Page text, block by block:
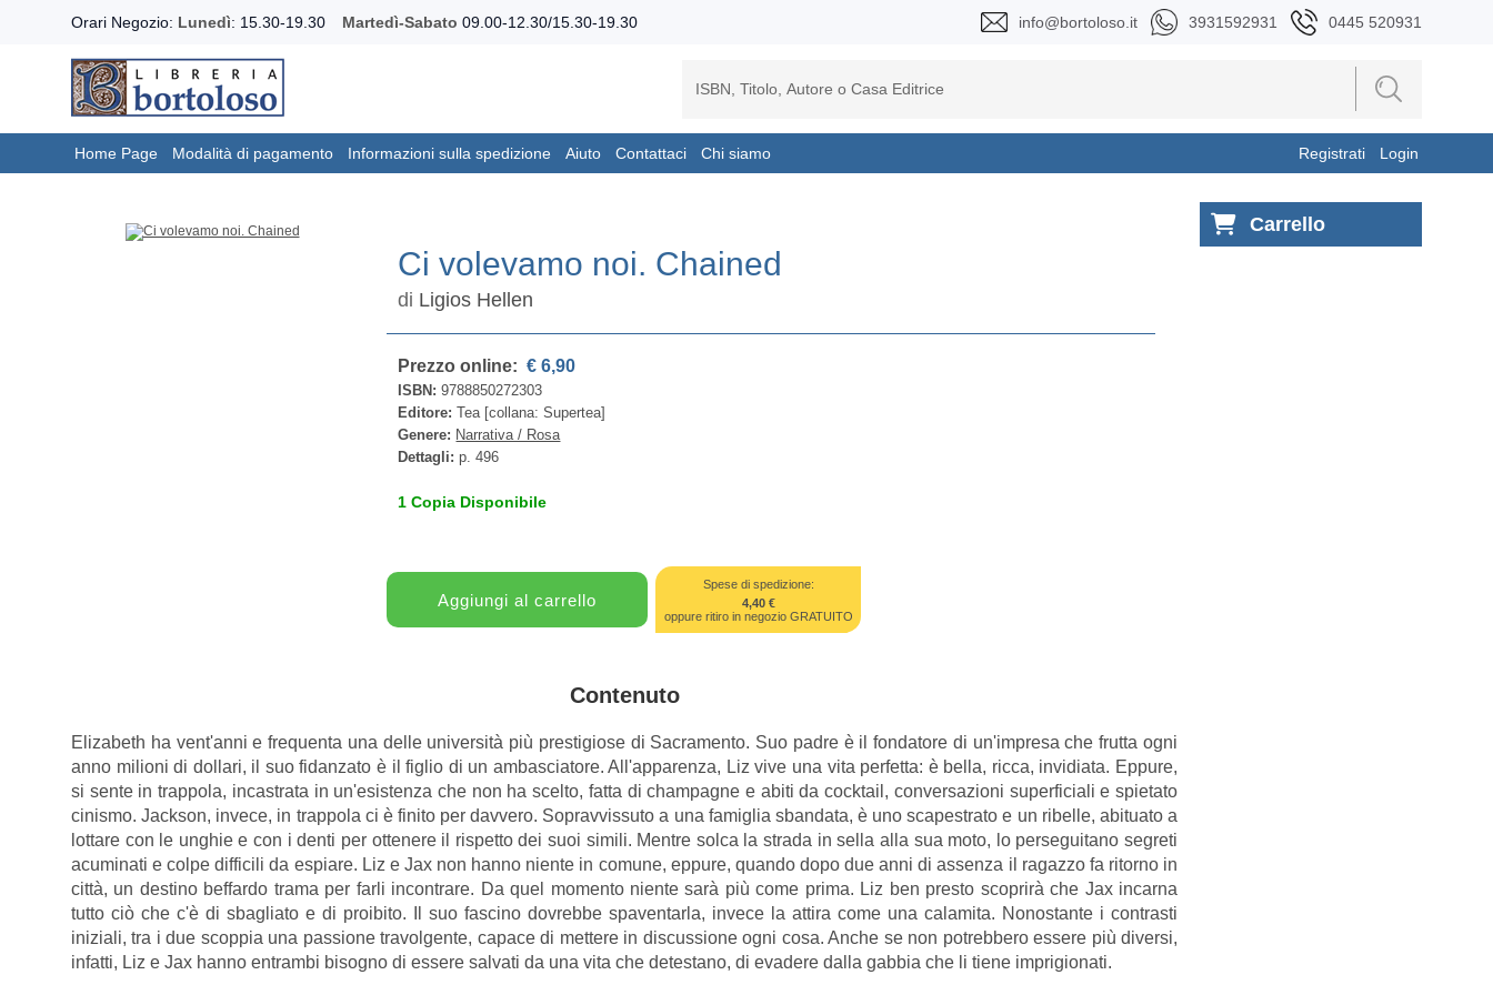
Orari Negozio: Lunedì: 15.30-19.30 Martedì-Sabato 09.00-12.30/15.30-19.30 info@bortoloso.it 3931592931 0445 520931
Home Page Modalità di pagamento Informazioni sulla spedizione Aiuto Contattaci Chi siamo Registrati Login
Ci volevamo noi. Chained
di Ligios Hellen
Prezzo online: € 6,90
ISBN:9788850272303
Editore:Tea [collana: Supertea]
Genere: Narrativa / Rosa
Dettagli:p. 496
1 Copia Disponibile
Spese di spedizione:
4,40 €
oppure ritiro in negozio GRATUITO
Contenuto
Elizabeth ha vent'anni e frequenta una delle università più prestigiose di Sacramento. Suo padre è il fondatore di un'impresa che frutta ogni
anno milioni di dollari, il suo fidanzato è il figlio di un ambasciatore. All'apparenza, Liz vive una vita perfetta: è bella, ricca, invidiata. Eppure,
si sente in trappola, incastrata in un'esistenza che non ha scelto, fatta di champagne e abiti da cocktail, conversazioni superficiali e spietato
cinismo. Jackson, invece, in trappola ci è finito per davvero. Sopravvissuto a una famiglia sbandata, è uno scapestrato e un ribelle, abituato a
lottare con le unghie e con i denti per ottenere il rispetto dei suoi simili. Mentre solca la strada in sella alla sua moto, lo perseguitano segreti
acuminati e colpe difficili da espiare. Liz e Jax non hanno niente in comune, eppure, quando dopo due anni di assenza il ragazzo fa ritorno in
città, un destino beffardo trama per farli incontrare. Da quel momento niente sarà più come prima. Liz ben presto scoprirà che Jax incarna
tutto ciò che c'è di sbagliato e di proibito. Il suo fascino dovrebbe spaventarla, invece la attira come una calamita. Nonostante i contrasti
iniziali, tra i due scoppia una passione travolgente, capace di mettere in discussione ogni cosa. Anche se non potrebbero essere più diversi,
infatti, Liz e Jax hanno entrambi bisogno di essere salvati da una vita che detestano, di evadere dalla gabbia che li tiene imprigionati.
Carrello